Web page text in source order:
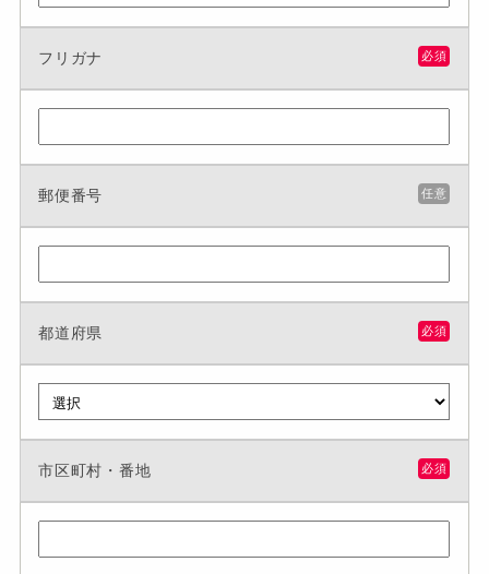
フリガナ 必須
郵便番号 任意
都道府県 必須
市区町村・番地 必須